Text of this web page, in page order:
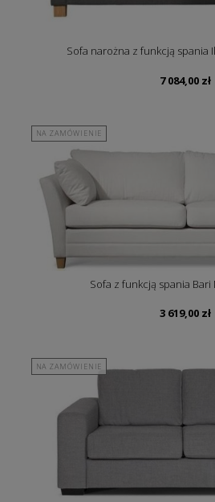
Sofa narożna z funkcją spania
7 084,00 zł
NA ZAMÓWIENIE
Sofa z funkcją spania Bari
3 619,00 zł
NA ZAMÓWIENIE